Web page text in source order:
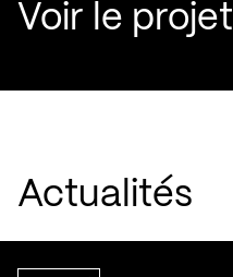
Voir le projet
Actualités